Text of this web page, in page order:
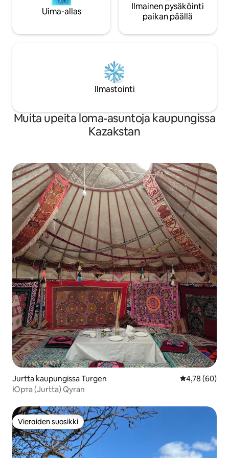
Uima-allas
Ilmainen pysäköinti
paikan päällä
Ilmastointi
Muita upeita loma-asuntoja kaupungissa
Kazakstan
Jurtta kaupungissa Turgen
4,78 (60)
Юрта (Jurtta) Qyran
Vieraiden suosikki
Vieraiden suosikki